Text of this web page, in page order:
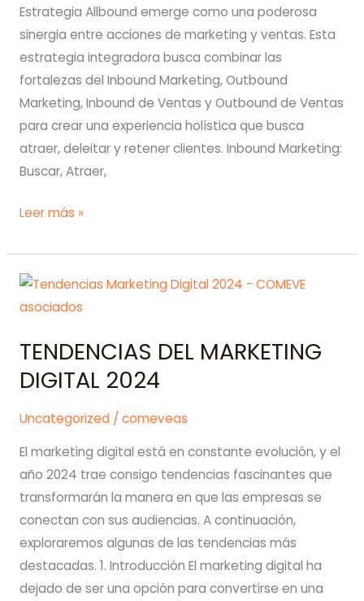
eficiente
en
COMEVE•asociados
Estrategia Allbound emerge como una poderosa
sinergia entre acciones de marketing y ventas. Esta
estrategia integradora busca combinar las
fortalezas del Inbound Marketing, Outbound
Marketing, Inbound de Ventas y Outbound de Ventas
para crear una experiencia holística que busca
atraer, deleitar y retener clientes. Inbound Marketing:
Buscar, Atraer,
Estrategia
Fusionando
el
Poder
Marketing
y
Leer más »
TENDENCIAS DEL MARKETING
DIGITAL 2024
Uncategorized/ comeveas
El marketing digital está en constante evolución, y el
año 2024 trae consigo tendencias fascinantes que
transformarán la manera en que las empresas se
conectan con sus audiencias. A continuación,
exploraremos algunas de las tendencias más
destacadas. 1. Introducción El marketing digital ha
dejado de ser una opción para convertirse en una